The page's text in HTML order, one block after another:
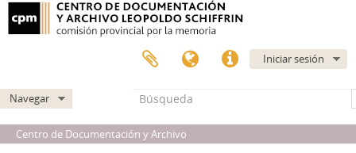
Iniciar sesión
Navegar
Centro de Documentación y Archivo